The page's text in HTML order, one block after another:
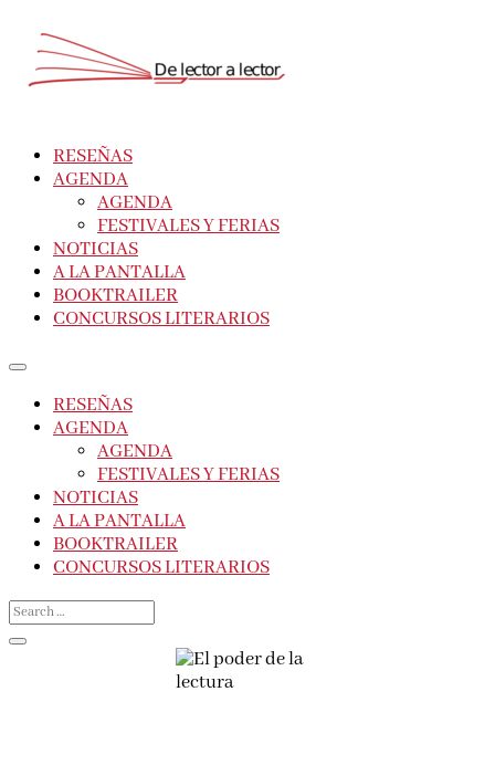
RESEÑAS
AGENDA
AGENDA
FESTIVALES Y FERIAS
NOTICIAS
A LA PANTALLA
BOOKTRAILER
CONCURSOS LITERARIOS
RESEÑAS
AGENDA
AGENDA
FESTIVALES Y FERIAS
NOTICIAS
A LA PANTALLA
BOOKTRAILER
CONCURSOS LITERARIOS